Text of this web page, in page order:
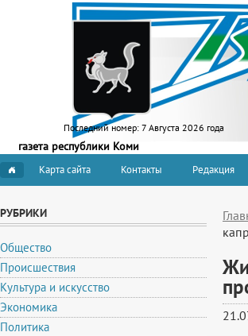
Последний номер: 7 Августа 2026 года
газета республики Коми
Карта сайта Контакты Редакция
РУБРИКИ
Общество
Происшествия
Культура и искусство
Экономика
Политика